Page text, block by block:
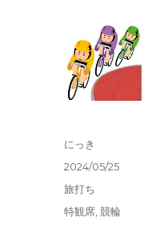
投
にっき
投
稿
2024/05/25
カ
テ
旅打ち
タ
特観席 ,競輪